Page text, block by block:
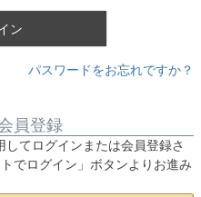
ン
パスワードをお忘れですか？
員登録
てログインまたは会員登録さ
でログイン」ボタンよりお進み